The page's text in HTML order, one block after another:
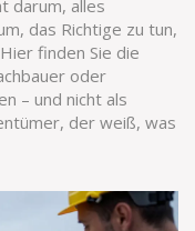
darum, alles
das Richtige zu tun,
finden Sie die
oder
– und nicht als
der weiß, was